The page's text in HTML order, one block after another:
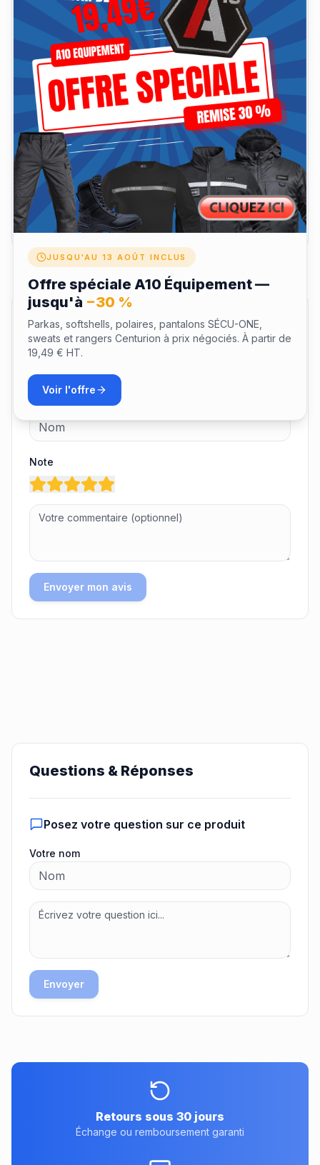
Pour plus de polyvalence, le casque est équipé d’un
support pour lunettes de vision nocturne et d’un
adaptateur de rail PICATINNY, facilitant l’ajout
d’accessoires tactiques comme lampes, caméras ou
systèmes de communication.
Ce modèle léger 1,55 à 1,65 kg sans la visière est
proposé en coloris noir, alliant résistance balistique,
ergonomie et modularité pour répondre aux exigences
des missions du terrain.
Matière & coupe
Livraison & retours
Avis clients
Laisser un avis
Votre nom
Note
Envoyer mon avis
Questions & Réponses
Posez votre question sur ce produit
Votre nom
Envoyer
Retours sous 30 jours
Échange ou remboursement garanti
JUSQU'AU 13 AOÛT INCLUS
Offre spéciale A10 Équipement —
jusqu'à −30 %
Parkas, softshells, polaires, pantalons SÉCU-ONE,
sweats et rangers Centurion à prix négociés. À partir de
19,49 € HT.
Voir l'offre